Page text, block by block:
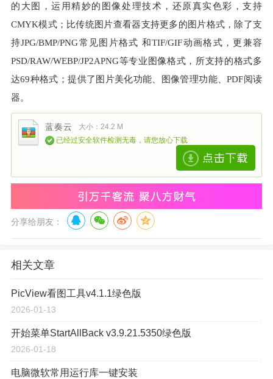
的大图，运用精妙的图像处理技术，还原真实色彩，支持
CMYK模式；比传统图片查看器支持更多的图片格式，除了支
持JPG/BMP/PNG常见图片格式 和TIF/GIF动画格式，更兼容
PSD/RAW/WEBP/JP2APNG等专业图像格式，所支持的格式多
达69种格式；提供了图片美化功能、图像管理功能、PDF阅读
器。
蓝奏云
大小：24.2 M
已经过安全软件检测无毒，请您放心下载
分享给朋友：
相关文章
PicView看图工具v4.1.1绿色版
2026-01-13
开始菜单StartAllBack v3.9.21.5350绿色版
2026-01-18
电脑微软常用运行库一键安装